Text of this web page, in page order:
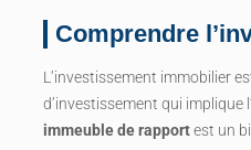
Comprendre
L’investissement immobilier
d’investissement qui implique
immeuble de rapportest un